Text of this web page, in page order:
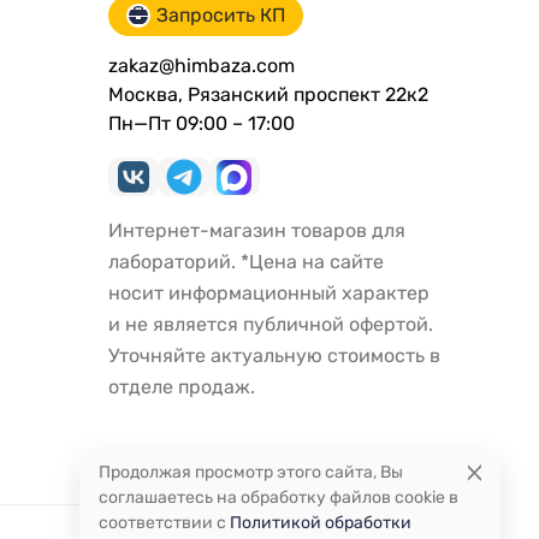
Запросить КП
zakaz@himbaza.com
Москва, Рязанский проспект 22к2
Пн—Пт 09:00 – 17:00
Интернет-магазин товаров для
лабораторий. *Цена на сайте
носит информационный характер
и не является публичной офертой.
Уточняйте актуальную стоимость в
отделе продаж.
Продолжая просмотр этого сайта, Вы
соглашаетесь на обработку файлов cookie в
соответствии с Политикой обработки